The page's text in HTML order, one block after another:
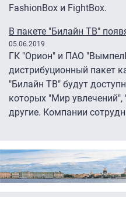
FashionBox и FightBox.
В пакете "Билайн ТВ"
05.06.2019
ГК "Орион" и ПАО
дистрибуционный пакет
"Билайн ТВ" будут
которых "Мир увлечений",
другие. Компании